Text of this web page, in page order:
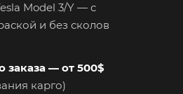
Model 3/Y — с
и без сколов
— от 500$
карго)